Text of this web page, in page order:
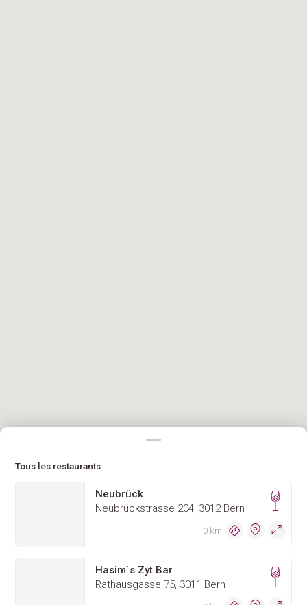
Tous les restaurants
Neubrück
Neubrückstrasse 204, 3012 Bern
0 km
Hasim`s Zyt Bar
Rathausgasse 75, 3011 Bern